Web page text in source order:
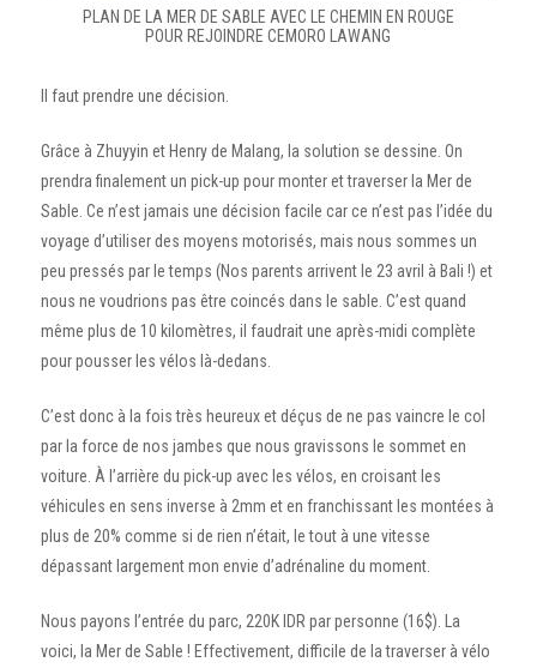
PLAN DE LA MER DE SABLE AVEC LE CHEMIN EN ROUGE
POUR REJOINDRE CEMORO LAWANG
Il faut prendre une décision.
Grâce à Zhuyyin et Henry de Malang, la solution se dessine. On
prendra finalement un pick-up pour monter et traverser la Mer de
Sable. Ce n’est jamais une décision facile car ce n’est pas l’idée du
voyage d’utiliser des moyens motorisés, mais nous sommes un
peu pressés par le temps (Nos parents arrivent le 23 avril à Bali !) et
nous ne voudrions pas être coincés dans le sable. C’est quand
même plus de 10 kilomètres, il faudrait une après-midi complète
pour pousser les vélos là-dedans.
C’est donc à la fois très heureux et déçus de ne pas vaincre le col
par la force de nos jambes que nous gravissons le sommet en
voiture. À l’arrière du pick-up avec les vélos, en croisant les
véhicules en sens inverse à 2mm et en franchissant les montées à
plus de 20% comme si de rien n’était, le tout à une vitesse
dépassant largement mon envie d’adrénaline du moment.
Nous payons l’entrée du parc, 220K IDR par personne (16$). La
voici, la Mer de Sable ! Effectivement, difficile de la traverser à vélo